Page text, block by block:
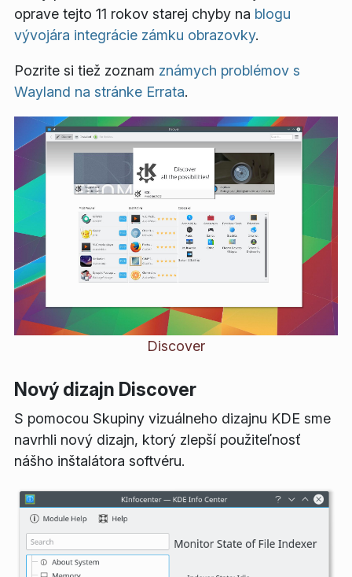
oprave tejto 11 rokov starej chyby na blogu
vývojára integrácie zámku obrazovky.
Pozrite si tiež zoznam známych problémov s
Wayland na stránke Errata.
Discover
Nový dizajn Discover
S pomocou Skupiny vizuálneho dizajnu KDE sme
navrhli nový dizajn, ktorý zlepší použiteľnosť
nášho inštalátora softvéru.